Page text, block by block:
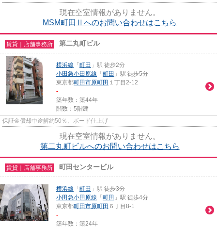
現在空室情報がありません。
MSM町田Ⅱへのお問い合わせはこちら
賃貸｜店舗事務所 第二丸町ビル
横浜線 「 町田 」駅 徒歩2分
小田急小田原線 「 町田 」駅 徒歩5分
東京都町田市原町田 １丁目2-12
-
築年数：築44年
階数：5階建
保証金償却中途解約50％、ボード仕上げ
現在空室情報がありません。
第二丸町ビルへのお問い合わせはこちら
賃貸｜店舗事務所 町田センタービル
横浜線 「 町田 」駅 徒歩3分
小田急小田原線 「 町田 」駅 徒歩4分
東京都町田市原町田 ６丁目8-1
-
築年数：築24年